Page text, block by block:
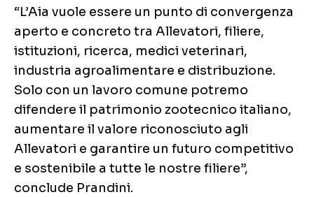
“L’Aia vuole essere un punto di convergenza
aperto e concreto tra Allevatori, filiere,
istituzioni, ricerca, medici veterinari,
industria agroalimentare e distribuzione.
Solo con un lavoro comune potremo
difendere il patrimonio zootecnico italiano,
aumentare il valore riconosciuto agli
Allevatori e garantire un futuro competitivo
e sostenibile a tutte le nostre filiere”,
conclude Prandini.